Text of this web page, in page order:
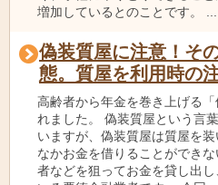
増加しているとのことです。 ...
偽装質屋に注意！そ
態。質屋を利用時の
高齢者から年金を巻き上げる
れました。 偽装質屋という言
いますが、偽装質屋は質屋を
なかお金を借りることができ
者などを狙ってお金を貸し出